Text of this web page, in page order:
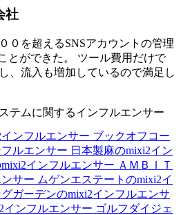
社
０を超えるSNSアカウントの管理
とができた。 ツール費用だけで
、流入も増加しているので満足し
テムに関するインフルエンサー
ンフルエンサー ブックオフコー
ルエンサー 日本製麻のmixi2イン
インフルエンサー ＡＭＢＩＴ
サー ムゲンエステートのmixi2イ
ガーデンのmixi2インフルエンサ
インフルエンサー ゴルフダイジェ